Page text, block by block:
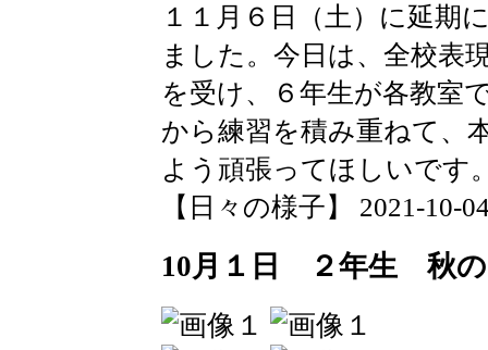
１１月６日（土）に延期
ました。今日は、全校表
を受け、６年生が各教室
から練習を積み重ねて、
よう頑張ってほしいです
【日々の様子】 2021-10-
10月１日 ２年生 秋の